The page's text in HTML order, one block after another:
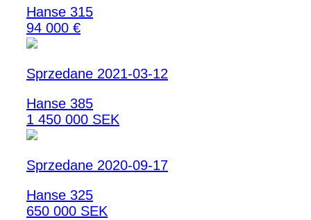
Hanse 315
94 000 €
Sprzedane 2021-03-12
Hanse 385
1 450 000 SEK
Sprzedane 2020-09-17
Hanse 325
650 000 SEK